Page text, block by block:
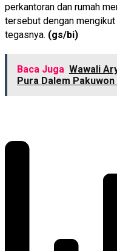
perkantoran dan rumah
tersebut dengan
tegasnya. (gs/bi)
Baca Juga Wawali
Pura Dalem